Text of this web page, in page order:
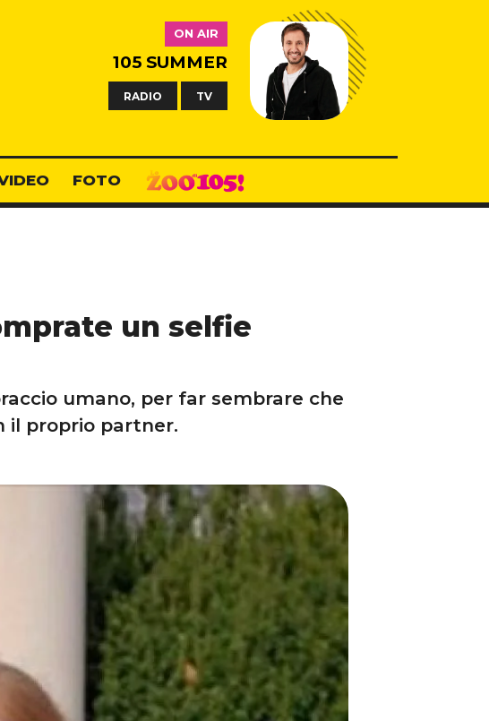
ON AIR
105 SUMMER
RADIO TV
FOTO
un selfie
umano, per far sembrare che
il proprio partner.